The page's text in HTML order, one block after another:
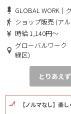
GLOBAL WORK｜
ショップ販売 (ア
時給 1,140円～
グローバルワー
緑区)
とりあえ
【ノルマなし】楽